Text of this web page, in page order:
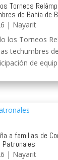
Torneos
de Bahía de
| Nayarit
los Torneos
techumbres
de
a familias de
| Nayarit